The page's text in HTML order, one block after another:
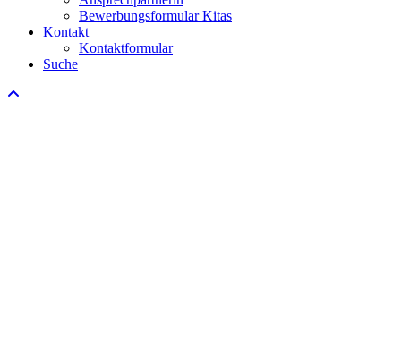
Bewerbungsformular Kitas
Kontakt
Kontaktformular
Suche